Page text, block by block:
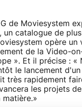
de Moviesystem
un catalogue de
opère un
de la Video-
». Et il précise : «
le lancement d'un
très rapidement
les projets
matière.»